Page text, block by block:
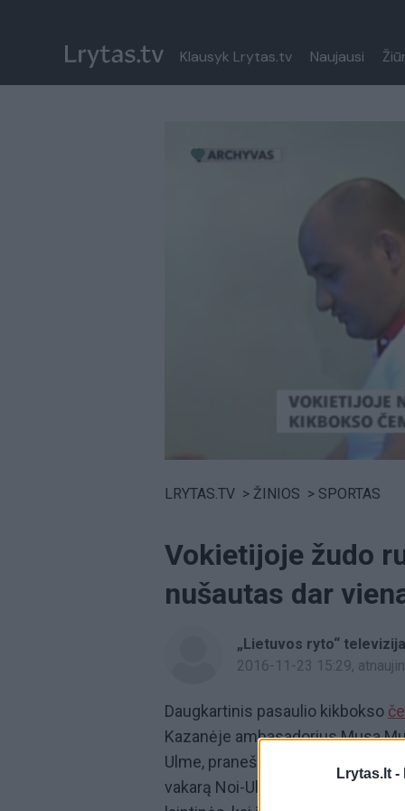
Lrytas.lt -
Klausyk Lrytas.tv Naujausi
Paremkite Ukrainą
LRYTAS.TV > ŽINIOS > SPORTAS
Vokietijoje žudo
nušautas dar
„Lietuvos ryto“ televizija
2016-11-23 15:29,
Daugkartinis pasaulio kikbokso
Kazanėje ambasadorius Musa
Ulme, praneša Deutche Welle.
vakarą Noi-Ulmo mieste.